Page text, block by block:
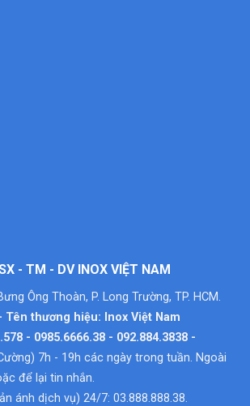
- TM - DV INOX VIỆT NAM
Ông Thoàn, P. Long Trường, TP. HCM.
Tên thương hiệu: Inox Việt Nam
- 0985.6666.38 - 092.884.3838 -
7h - 19h các ngày trong tuần. Ngoài
để lại tin nhắn.
ánh dịch vụ) 24/7: 03.888.888.38.